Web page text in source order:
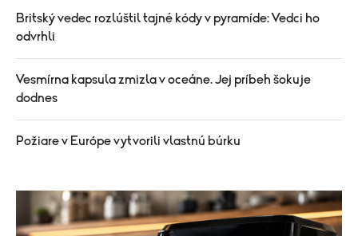
Britský vedec rozlúštil tajné kódy v pyramíde: Vedci ho
odvrhli
Vesmírna kapsula zmizla v oceáne. Jej príbeh šokuje
dodnes
Požiare v Európe vytvorili vlastnú búrku